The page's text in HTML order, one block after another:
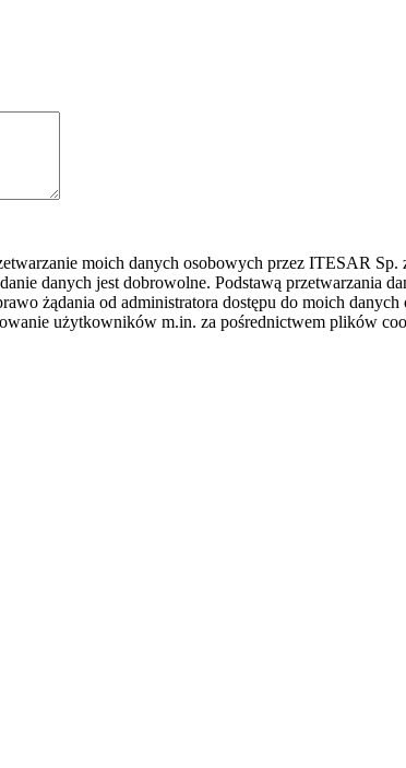
moich danych osobowych przez ITESAR
danych jest dobrowolne. Podstawą przetwarzania
żądania od administratora dostępu do moich
użytkowników m.in. za pośrednictwem plików